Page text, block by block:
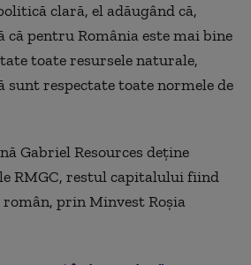
clară, el adăugând că,
că pentru România este mai bine
toate resursele naturale,
sunt respectate toate normele de
Gabriel Resources deţine
RMGC, restul capitalului fiind
prin Minvest Roşia